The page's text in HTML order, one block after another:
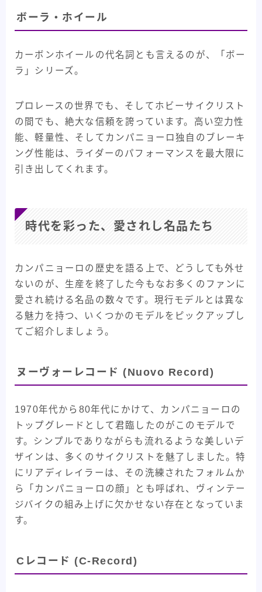
ボーラ・ホイール
カーボンホイールの代名詞とも言えるのが、「ボー
ラ」シリーズ。
プロレースの世界でも、そしてホビーサイクリスト
の間でも、絶大な信頼を誇っています。高い空力性
能、軽量性、そしてカンパニョーロ独自のブレーキ
ング性能は、ライダーのパフォーマンスを最大限に
引き出してくれます。
時代を彩った、愛されし名品たち
カンパニョーロの歴史を語る上で、どうしても外せ
ないのが、生産を終了した今もなお多くのファンに
愛され続ける名品の数々です。現行モデルとは異な
る魅力を持つ、いくつかのモデルをピックアップし
てご紹介しましょう。
ヌーヴォーレコード (Nuovo Record)
1970年代から80年代にかけて、カンパニョーロの
トップグレードとして君臨したのがこのモデルで
す。シンプルでありながらも流れるような美しいデ
ザインは、多くのサイクリストを魅了しました。特
にリアディレイラーは、その洗練されたフォルムか
ら「カンパニョーロの顔」とも呼ばれ、ヴィンテー
ジバイクの組み上げに欠かせない存在となっていま
す。
Cレコード (C-Record)